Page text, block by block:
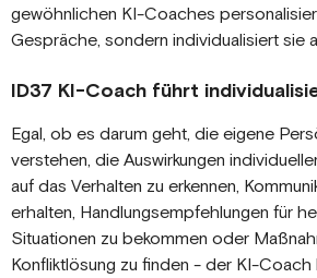
gewöhnlichen KI-Coaches
Gespräche, sondern individualisiert sie
ID37 KI-Coach führt
Egal, ob es darum geht, die eigene
verstehen, die Auswirkungen
auf das Verhalten zu erkennen,
erhalten, Handlungsempfehlungen für
Situationen zu bekommen oder
Konfliktlösung zu finden - der KI-Coach